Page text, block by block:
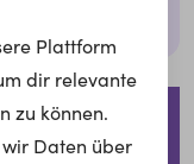
Plattform
dir relevante
zu können.
Daten über